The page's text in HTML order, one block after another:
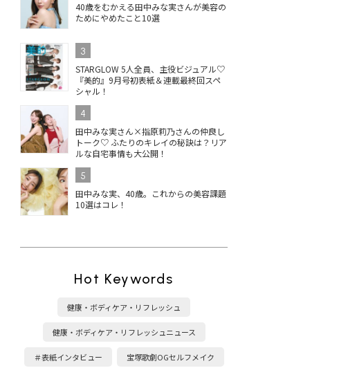
40歳をむかえる田中みな実さんが美容の
ためにやめたこと10選
3
STARGLOW 5人全員、主役ビジュアル♡
『美的』9月号初表紙＆連載最終回スペ
シャル！
4
田中みな実さん×指原莉乃さんの仲良し
トーク♡ ふたりのキレイの秘訣は？リア
ルな自宅事情も大公開！
5
田中みな実、40歳。これからの美容課題
10選はコレ！
Hot Keywords
健康・ボディケア・リフレッシュ
健康・ボディケア・リフレッシュニュース
＃表紙インタビュー 宝塚歌劇OGセルフメイク